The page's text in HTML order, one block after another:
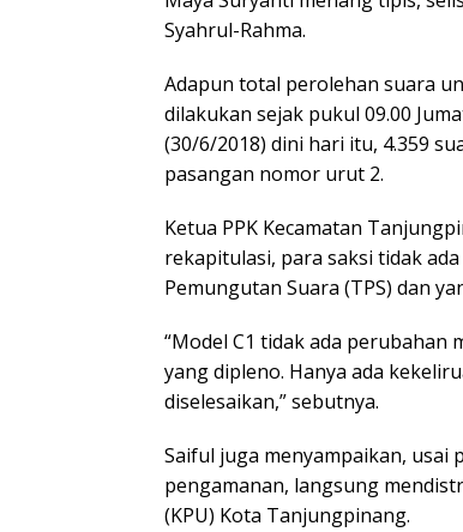
Syahrul-Rahma.
Adapun total perolehan suara
dilakukan sejak pukul 09.00
(30/6/2018) dini hari itu, 4.359
pasangan nomor urut 2.
Ketua PPK Kecamatan
rekapitulasi, para saksi tidak
Pemungutan Suara (TPS) dan
“Model C1 tidak ada perubahan
yang dipleno. Hanya ada
diselesaikan,” sebutnya.
Saiful juga menyampaikan, usai
pengamanan, langsung
(KPU) Kota Tanjungpinang.